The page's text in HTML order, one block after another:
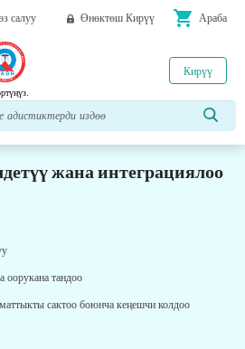
салуу Өнөктөш Кирүү shopping_cart Араба
Кирүү
жана интеграциялоо
тандоо
сактоо боюнча кеңешчи колдоо